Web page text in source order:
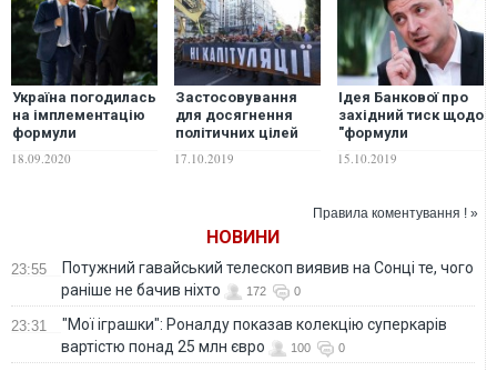
Україна погодилась
на імплементацію
формули
Штайнмаєра –
представник у ТКГ
18.09.2020
Застосовування
для досягнення
політичних цілей
лякалки "Формула,
або гаманець" є
17.10.2019
Ідея Банкової про
західний тиск щодо
"формули
Штайнмаєра"
сильно
15.10.2019
Правила коментування ! »
НОВИНИ
23:55
Потужний гавайський телескоп виявив на Сонці те, чого
раніше не бачив ніхто
172 0
23:31
"Мої іграшки": Роналду показав колекцію суперкарів
вартістю понад 25 млн євро
100 0